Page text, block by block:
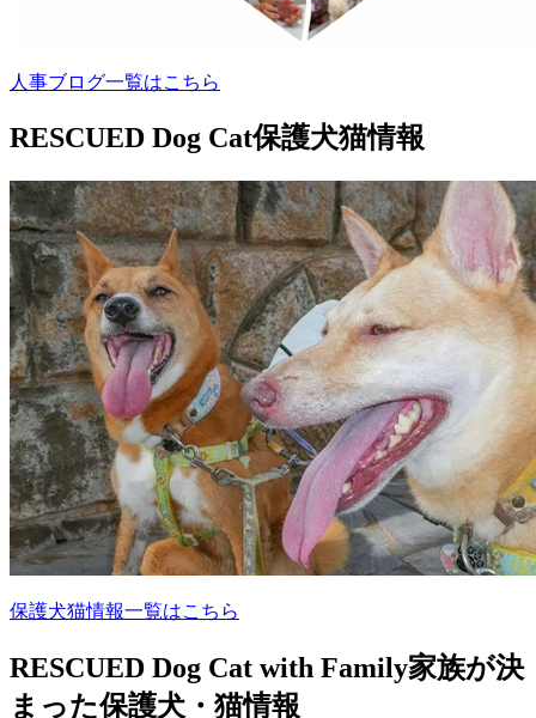
人事ブログ一覧はこちら
RESCUED Dog Cat保護犬猫情報
保護犬猫情報一覧はこちら
RESCUED Dog Cat with Family家族が決
まった保護犬・猫情報